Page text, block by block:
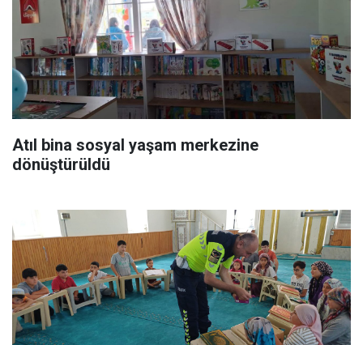
Atıl bina sosyal yaşam merkezine
dönüştürüldü